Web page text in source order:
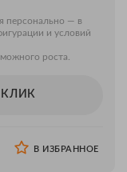
персонально — в
и условий
роста.
КЛИК
В ИЗБРАННОЕ